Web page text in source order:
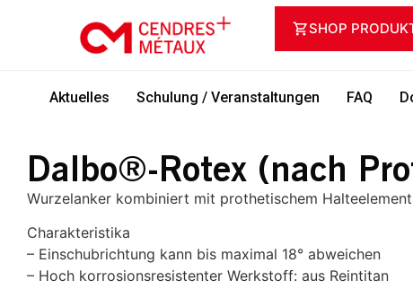
SHOP
Aktuelles Schulung / Veranstaltungen FAQ
Dalbo®-Rotex (nach
Wurzelanker kombiniert mit prothetischem
Charakteristika
– Einschubrichtung kann bis maximal 18° abweichen
– Hoch korrosionsresistenter Werkstoff: aus Reintitan